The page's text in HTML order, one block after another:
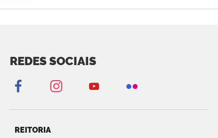
REDES SOCIAIS
REITORIA